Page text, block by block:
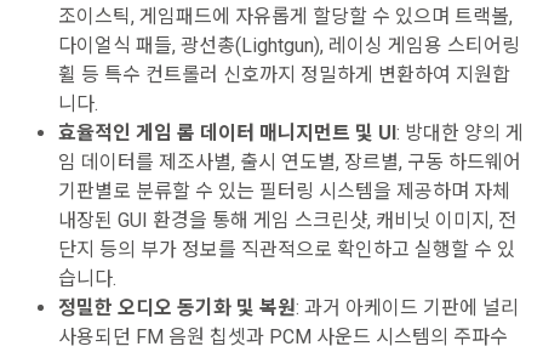
조이스틱, 게임패드에 자유롭게 할당할 수 있으며 트랙볼,
다이얼식 패들, 광선총(Lightgun), 레이싱 게임용 스티어링
휠 등 특수 컨트롤러 신호까지 정밀하게 변환하여 지원합
니다.
효율적인 게임 롬 데이터 매니지먼트 및 UI: 방대한 양의 게
임 데이터를 제조사별, 출시 연도별, 장르별, 구동 하드웨어
기판별로 분류할 수 있는 필터링 시스템을 제공하며 자체
내장된 GUI 환경을 통해 게임 스크린샷, 캐비닛 이미지, 전
단지 등의 부가 정보를 직관적으로 확인하고 실행할 수 있
습니다.
정밀한 오디오 동기화 및 복원: 과거 아케이드 기판에 널리
사용되던 FM 음원 칩셋과 PCM 사운드 시스템의 주파수